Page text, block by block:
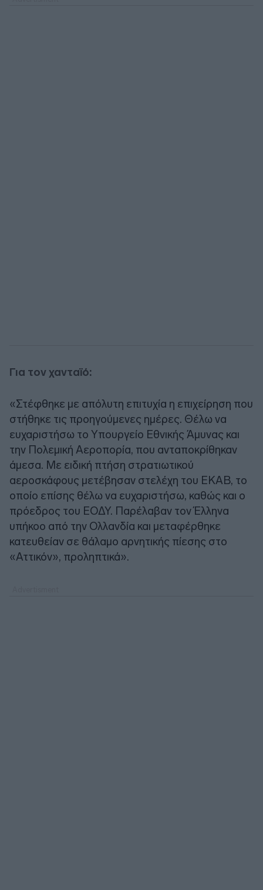
Για τον χανταϊό:
«Στέφθηκε με απόλυτη επιτυχία η επιχείρηση που
στήθηκε τις προηγούμενες ημέρες. Θέλω να
ευχαριστήσω το Υπουργείο Εθνικής Άμυνας και
την Πολεμική Αεροπορία, που ανταποκρίθηκαν
άμεσα. Με ειδική πτήση στρατιωτικού
αεροσκάφους μετέβησαν στελέχη του ΕΚΑΒ, το
οποίο επίσης θέλω να ευχαριστήσω, καθώς και ο
πρόεδρος του ΕΟΔΥ. Παρέλαβαν τον Έλληνα
υπήκοο από την Ολλανδία και μεταφέρθηκε
κατευθείαν σε θάλαμο αρνητικής πίεσης στο
«Αττικόν», προληπτικά».